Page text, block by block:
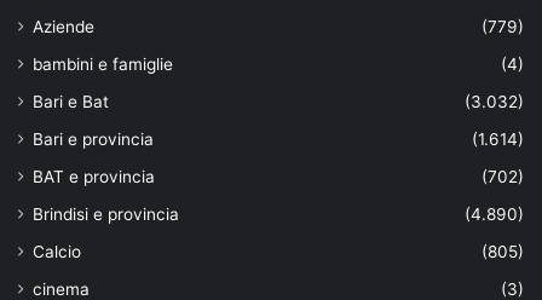
Aziende
(779)
bambini e famiglie
(4)
Bari e Bat
(3.032)
Bari e provincia
(1.614)
BAT e provincia
(702)
Brindisi e provincia
(4.890)
Calcio
(805)
cinema
(3)